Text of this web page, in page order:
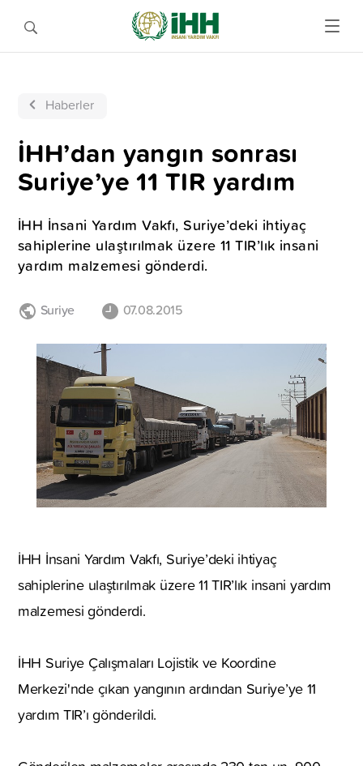
Haberler
İHH’dan yangın sonrası
Suriye’ye 11 TIR yardım
İHH İnsani Yardım Vakfı, Suriye’deki ihtiyaç
sahiplerine ulaştırılmak üzere 11 TIR’lık insani
yardım malzemesi gönderdi.
Suriye 07.08.2015
İHH İnsani Yardım Vakfı, Suriye’deki ihtiyaç
sahiplerine ulaştırılmak üzere 11 TIR’lık insani yardım
malzemesi gönderdi.
İHH Suriye Çalışmaları Lojistik ve Koordine
Merkezi'nde çıkan yangının ardından Suriye’ye 11
yardım TIR’ı gönderildi.